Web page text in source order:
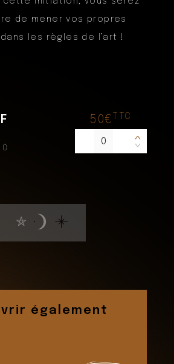
de mener vos propres
les règles de l’art !
0
50€ TTC
<
>
également